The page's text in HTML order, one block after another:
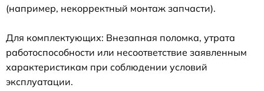
(например, некорректный монтаж запчасти).
Для комплектующих: Внезапная поломка, утрата
работоспособности или несоответствие заявленным
характеристикам при соблюдении условий
эксплуатации.